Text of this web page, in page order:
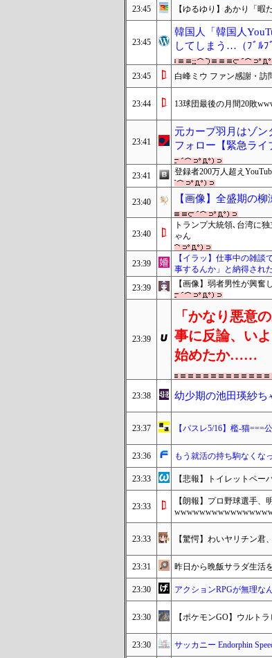
23:45 【ゆるゆり】あかり「暇
23:45
韓国人「韓国人
してしまう…（ﾌﾞﾙﾌ
23:45 白峰ミウ ファン感謝・訪
23:44 13球団最後の月間20敗
23:41
元カープ羽月はゾン
フォロー【緊急ライ
23:41 登録者200万人超え
23:40 【画像】全盛期の
23:40
トランプ大統領､台湾に
ゃん
23:39
【イラッ】仕事中の雑
事するんか」と納得され
23:39 【画像】弱者男性が興奮
23:39
「かなり悪意
事に反論、い
始めたか……
23:38 幼少期の池田瑛紗ち
23:37 【パスレ5/16】檻-猫===
23:36 もう就活の持ち駒なくな
23:33 【悲報】トイレットペー
23:33
【朗報】プロ野球選手、
23:33 【驚愕】わいヤリチン
23:31 昨日から晩飯サラダ生活
23:30 アクションRPGが無理な
23:30 【ポケモンGO】ウルト
23:30 サッカニー Endorphin